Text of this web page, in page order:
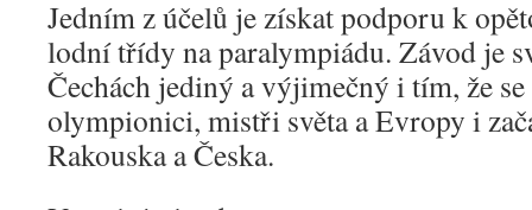
Jedním z účelů je získat podporu k
lodní třídy na paralympiádu. Závod je
Čechách jediný a výjimečný i tím, že
olympionici, mistři světa a Evropy i
Rakouska a Česka.